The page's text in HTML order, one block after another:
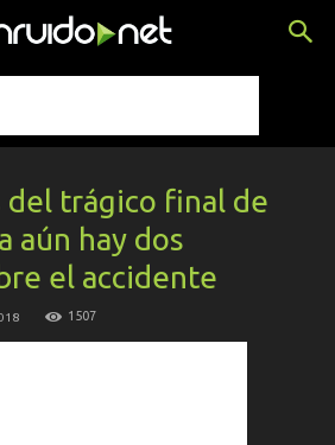
del trágico final de
aún hay dos
el accidente
1507